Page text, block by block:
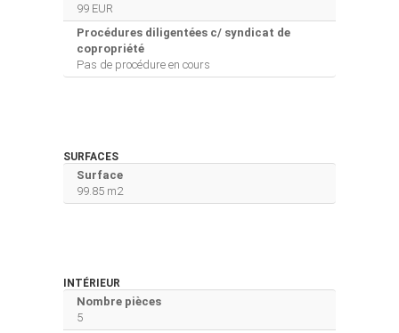
99 EUR
Procédures diligentées c/ syndicat de
copropriété
Pas de procédure en cours
SURFACES
Surface
99.85 m2
INTÉRIEUR
Nombre pièces
5